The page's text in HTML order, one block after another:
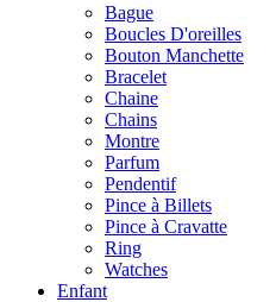
Bague
Boucles D'oreilles
Bouton Manchette
Bracelet
Chaine
Chains
Montre
Parfum
Pendentif
Pince à Billets
Pince à Cravatte
Ring
Watches
Enfant